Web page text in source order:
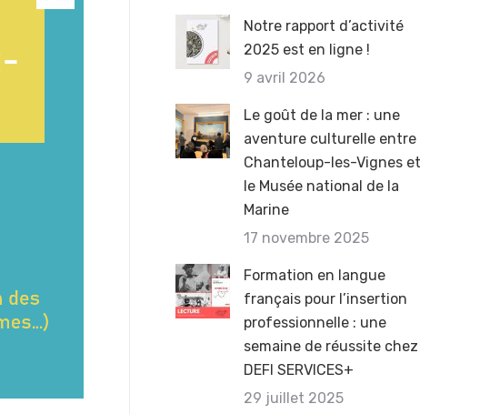
Notre rapport d’activité
2025 est en ligne !
9 avril 2026
Le goût de la mer : une
aventure culturelle entre
Chanteloup-les-Vignes et
le Musée national de la
Marine
17 novembre 2025
Formation en langue
français pour l’insertion
professionnelle : une
semaine de réussite chez
DEFI SERVICES+
29 juillet 2025